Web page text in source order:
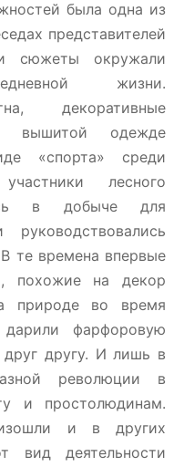
была одна из
представителей
сюжеты окружали
жизни.
декоративные
вышитой одежде
«спорта» среди
лесного
в добыче для
те времена впервые
похожие на декор
природе во время
дарили фарфоровую
другу. И лишь в
революции в
и простолюдинам.
и в других
вид деятельности